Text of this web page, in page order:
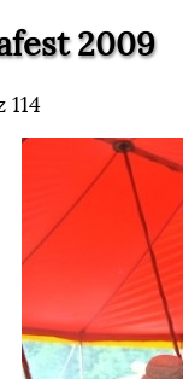
2009
114
<